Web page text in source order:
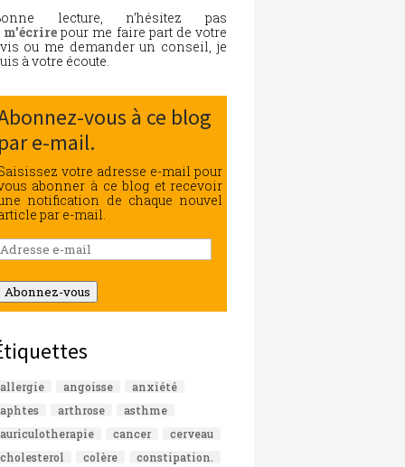
lecture, n’hésitez pas
m’écrire pour me faire part de votre
ou me demander un conseil, je
à votre écoute.
vous à ce blog
e-mail.
votre adresse e-mail pour
abonner à ce blog et recevoir
notification de chaque nouvel
par e-mail.
Abonnez-vous
allergie angoisse
anxiété
aphtes
arthrose
asthme
auriculotherapie
cancer
cerveau
cholesterol
colère
constipation.